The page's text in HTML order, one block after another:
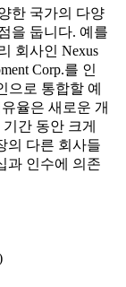
한 국가의 다양
을 둡니다. 예를
회사인 Nexus
Corp.를 인
으로 통합할 예
율은 새로운 개
간 동안 크게
의 다른 회사들
과 인수에 의존